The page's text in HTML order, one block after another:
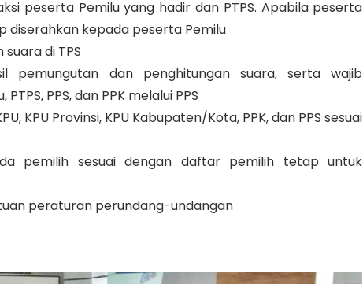
peserta Pemilu yang hadir dan PTPS. Apabila peserta
diserahkan kepada peserta Pemilu
di TPS
dan penghitungan suara, serta wajib
PPS, dan PPK melalui PPS
KPU Provinsi, KPU Kabupaten/Kota, PPK, dan PPS sesuai
pemilih sesuai dengan daftar pemilih tetap untuk
peraturan perundang-undangan